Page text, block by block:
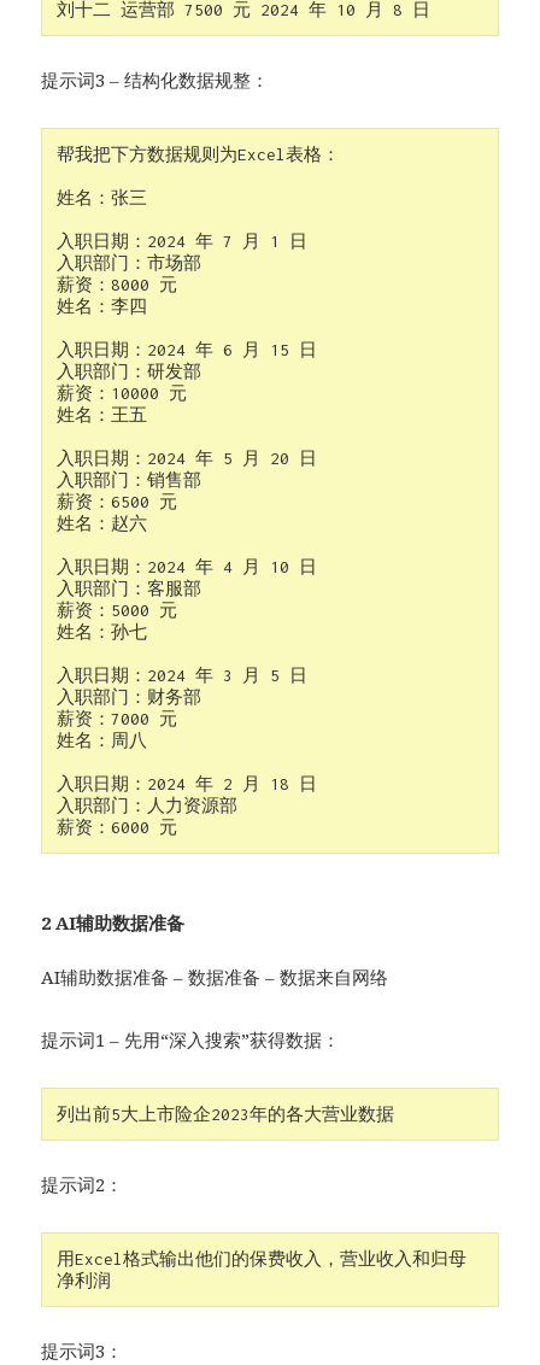
提示词3 – 结构化数据规整：
帮我把下方数据规则为Excel表格：
姓名：张三
入职日期：2024 年 7 月 1 日
入职部门：市场部
薪资：8000 元
姓名：李四
入职日期：2024 年 6 月 15 日
入职部门：研发部
薪资：10000 元
姓名：王五
入职日期：2024 年 5 月 20 日
入职部门：销售部
薪资：6500 元
姓名：赵六
入职日期：2024 年 4 月 10 日
入职部门：客服部
薪资：5000 元
姓名：孙七
入职日期：2024 年 3 月 5 日
入职部门：财务部
薪资：7000 元
姓名：周八
入职日期：2024 年 2 月 18 日
入职部门：人力资源部
2 AI辅助数据准备
AI辅助数据准备 – 数据准备 – 数据来自网络
提示词1 – 先用“深入搜索”获得数据：
列出前5大上市险企2023年的各大营业数据
提示词2：
用Excel格式输出他们的保费收入，营业收入和归母
净利润
提示词3：